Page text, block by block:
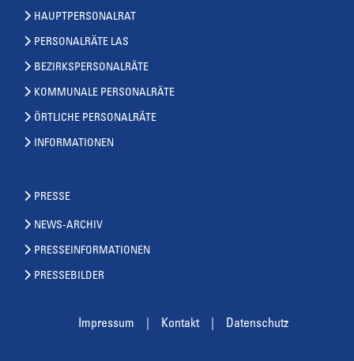
HAUPTPERSONALRAT
PERSONALRÄTE LAS
BEZIRKSPERSONALRÄTE
KOMMUNALE PERSONALRÄTE
ÖRTLICHE PERSONALRÄTE
INFORMATIONEN
PRESSE
NEWS-ARCHIV
PRESSEINFORMATIONEN
PRESSEBILDER
Impressum Kontakt Datenschutz